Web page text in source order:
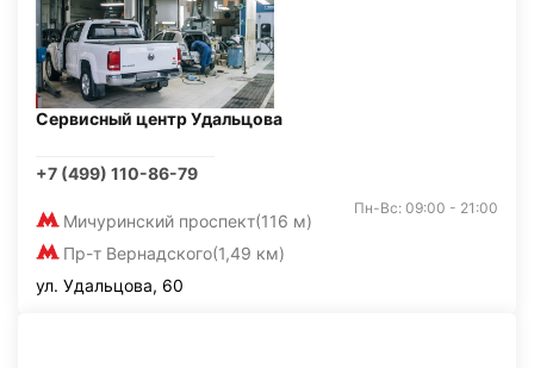
Сервисный центр Удальцова
+7 (499) 110-86-79
Мичуринский проспект(116 м)
Пр-т Вернадского(1,49 км)
Пн-Вс: 09:00 - 21:00
ул. Удальцова, 60